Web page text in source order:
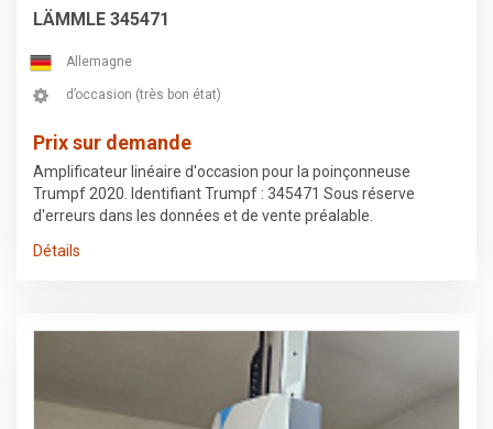
LÄMMLE 345471
Allemagne
d’occasion (très bon état)
Prix sur demande
Amplificateur linéaire d'occasion pour la poinçonneuse
Trumpf 2020. Identifiant Trumpf : 345471 Sous réserve
d'erreurs dans les données et de vente préalable.
Détails